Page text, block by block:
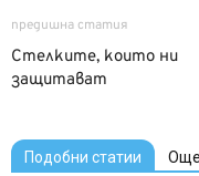
предишна статия
Стелките, които ни
защитават
Подобни статии Още